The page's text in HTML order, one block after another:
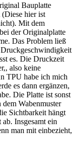
Bauplatte
hier ist
Mit dem
der Originalplatte
Das Problem ließ
es. Die Druckzeit
also keine
TPU habe ich mich
es dann ergänzen,
Die Platte ist sonst
Wabenmuster
Sichtbarkeit hängt
Insgesamt ein
man mit einbezieht,